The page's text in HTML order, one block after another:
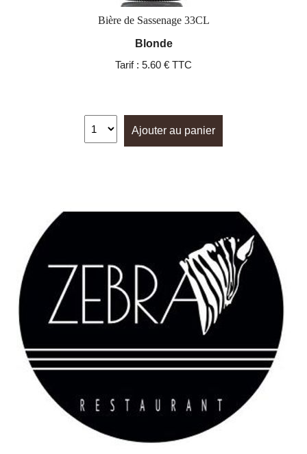
Bière de Sassenage 33CL
Blonde
Tarif : 5.60 € TTC
Ajouter au panier